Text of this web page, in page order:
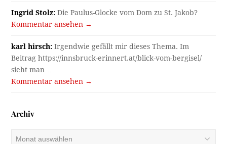
Ingrid Stolz: Die Paulus-Glocke vom Dom zu St. Jakob?
Kommentar ansehen →
karl hirsch: Irgendwie gefällt mir dieses Thema. Im
Beitrag https://innsbruck-erinnert.at/blick-vom-bergisel/
sieht man…
Kommentar ansehen →
Archiv
Archiv